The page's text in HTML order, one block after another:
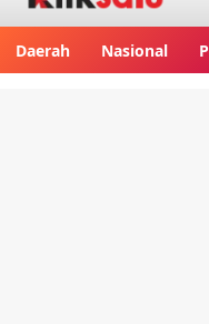
Daerah Nasional